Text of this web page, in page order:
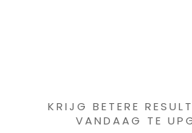
KRIJG BETERE
VANDAAG TE